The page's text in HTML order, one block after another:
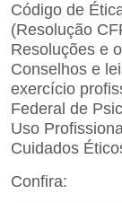
Código de
(Resolução
Resoluções e
Conselhos e
exercício
Federal de
Uso
Cuidados
Confira: